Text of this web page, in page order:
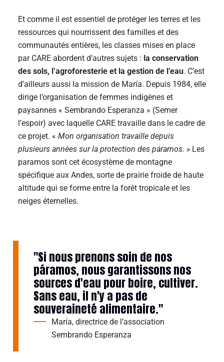
Et comme il est essentiel de protéger les terres et les
ressources qui nourrissent des familles et des
communautés entières, les classes mises en place
par CARE abordent d’autres sujets : la conservation
des sols, l’agroforesterie et la gestion de l’eau. C’est
d’ailleurs aussi la mission de María. Depuis 1984, elle
dirige l’organisation de femmes indigènes et
paysannes « Sembrando Esperanza » (Semer
l’espoir) avec laquelle CARE travaille dans le cadre de
ce projet. « Mon organisation travaille depuis
plusieurs années sur la protection des páramos. » Les
paramos sont cet écosystème de montagne
spécifique aux Andes, sorte de prairie froide de haute
altitude qui se forme entre la forêt tropicale et les
neiges éternelles.
"Si nous prenons soin de nos
páramos, nous garantissons nos
sources d'eau pour boire, cultiver.
Sans eau, il n'y a pas de
souveraineté alimentaire."
María, directrice de l’association
Sembrando Esperanza